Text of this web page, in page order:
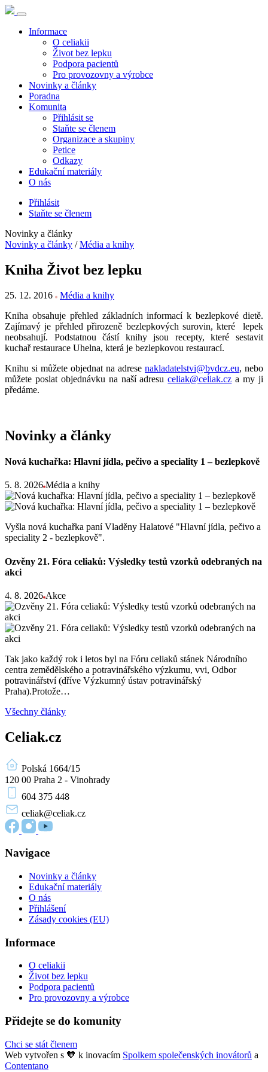
Informace
O celiakii
Život bez lepku
Podpora pacientů
Pro provozovny a výrobce
Novinky a články
Poradna
Komunita
Přihlásit se
Staňte se členem
Organizace a skupiny
Petice
Odkazy
Edukační materiály
O nás
Přihlásit
Staňte se členem
Novinky a články
Novinky a články / Média a knihy
Kniha Život bez lepku
25. 12. 2016
Média a knihy
Kniha obsahuje přehled základních informací k bezlepkové dietě.
Zajímavý je přehled přirozeně bezlepkových surovin, které lepek
neobsahují. Podstatnou částí knihy jsou recepty, které sestavit
kuchař restaurace Uhelna, která je bezlepkovou restaurací.
Knihu si můžete objednat na adrese nakladatelstvi@bvdcz.eu, nebo
můžete poslat objednávku na naší adresuceliak@ceĺiak.cz a my ji
předáme.
Novinky a články
Nová kuchařka: Hlavní jídla, pečivo a speciality 1 – bezlepkově
5. 8. 2026 Média a knihy
Vyšla nová kuchařka paní Vladěny Halatové "Hlavní jídla, pečivo a
speciality 2 - bezlepkově".
Ozvěny 21. Fóra celiaků: Výsledky testů vzorků odebraných na
akci
4. 8. 2026 Akce
Tak jako každý rok i letos byl na Fóru celiaků stánek Národního
centra zemědělského a potravinářského výzkumu, vvi, Odbor
potravinářství (dříve Výzkumný ústav potravinářský
Praha).Protože…
Všechny články
Celiak.cz
Polská 1664/15
120 00 Praha 2 - Vinohrady
604 375 448
celiak@celiak.cz
Navigace
Novinky a články
Edukační materiály
O nás
Přihlášení
Zásady cookies (EU)
Informace
O celiakii
Život bez lepku
Podpora pacientů
Pro provozovny a výrobce
Přidejte se do komunity
Chci se stát členem
Web vytvořen s 🧡 k inovacím Spolkem společenských inovátorů a
Contentano